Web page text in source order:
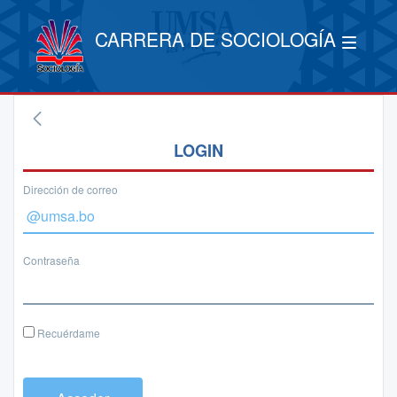
CARRERA DE SOCIOLOGÍA
LOGIN
Dirección de correo
Contraseña
Recuérdame